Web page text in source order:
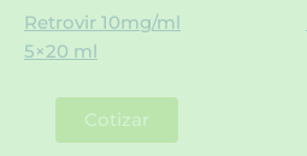
Retrovir 10mg/ml
5×20 ml
Cotizar